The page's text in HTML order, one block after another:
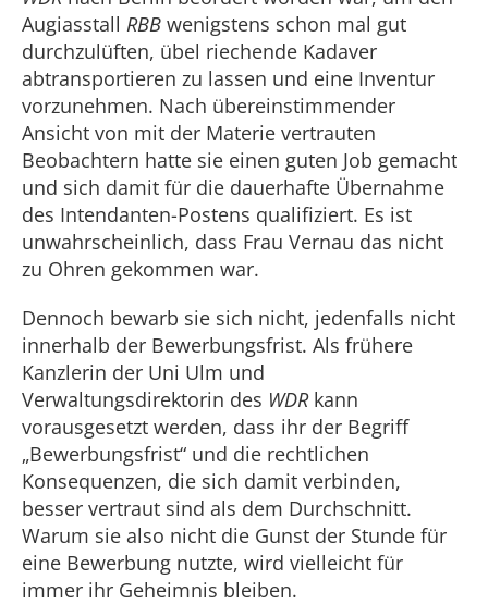
Augiasstall RBB wenigstens schon mal gut
durchzulüften, übel riechende Kadaver
abtransportieren zu lassen und eine Inventur
vorzunehmen. Nach übereinstimmender
Ansicht von mit der Materie vertrauten
Beobachtern hatte sie einen guten Job gemacht
und sich damit für die dauerhafte Übernahme
des Intendanten-Postens qualifiziert. Es ist
unwahrscheinlich, dass Frau Vernau das nicht
zu Ohren gekommen war.
Dennoch bewarb sie sich nicht, jedenfalls nicht
innerhalb der Bewerbungsfrist. Als frühere
Kanzlerin der Uni Ulm und
Verwaltungsdirektorin des WDRkann
vorausgesetzt werden, dass ihr der Begriff
„Bewerbungsfrist“ und die rechtlichen
Konsequenzen, die sich damit verbinden,
besser vertraut sind als dem Durchschnitt.
Warum sie also nicht die Gunst der Stunde für
eine Bewerbung nutzte, wird vielleicht für
immer ihr Geheimnis bleiben.